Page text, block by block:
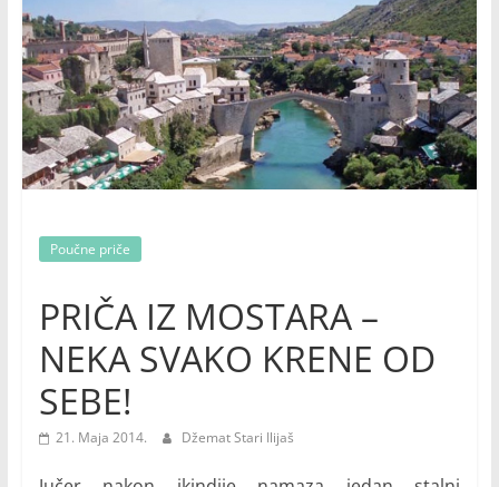
Ilijaš
Poučne priče
PRIČA IZ MOSTARA –
NEKA SVAKO KRENE OD
SEBE!
21. Maja 2014. Džemat Stari Ilijaš